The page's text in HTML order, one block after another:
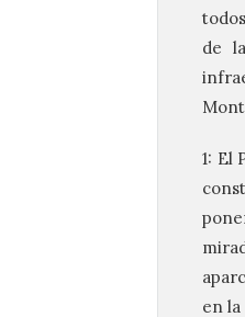
de
1: El
en